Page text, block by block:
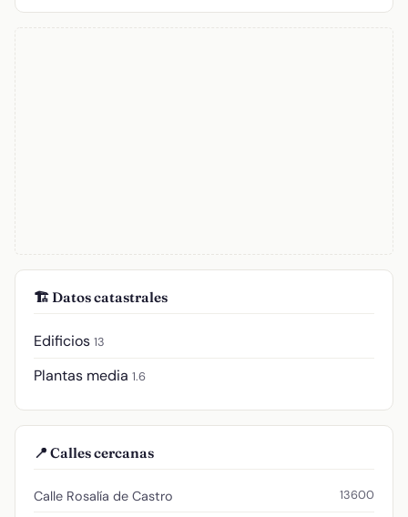
🏗️ Datos catastrales
Edificios 13
Plantas media 1.6
📍 Calles cercanas
Calle Rosalía de Castro 13600